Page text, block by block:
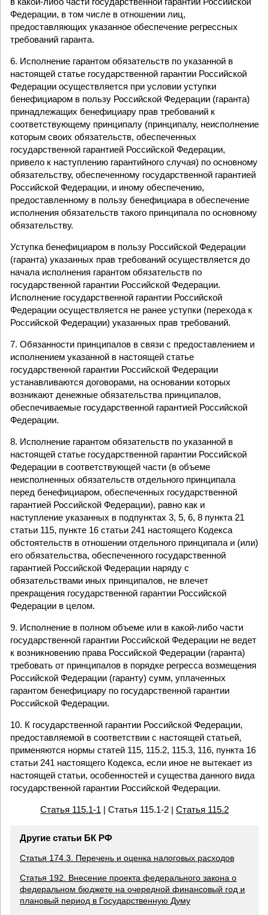
Федерации, в том числе в отношении лиц,
предоставляющих указанное обеспечение регрессных
требований гаранта.
6. Исполнение гарантом обязательств по указанной в
настоящей статье государственной гарантии Российской
Федерации осуществляется при условии уступки
бенефициаром в пользу Российской Федерации (гаранта)
принадлежащих бенефициару прав требований к
соответствующему принципалу (принципалу, неисполнение
которым своих обязательств, обеспеченных
государственной гарантией Российской Федерации,
привело к наступлению гарантийного случая) по основному
обязательству, обеспеченному государственной гарантией
Российской Федерации, и иному обеспечению,
предоставленному в пользу бенефициара в обеспечение
исполнения обязательств такого принципала по основному
обязательству.
Уступка бенефициаром в пользу Российской Федерации
(гаранта) указанных прав требований осуществляется до
начала исполнения гарантом обязательств по
государственной гарантии Российской Федерации.
Исполнение государственной гарантии Российской
Федерации осуществляется не ранее уступки (перехода к
Российской Федерации) указанных прав требований.
7. Обязанности принципалов в связи с предоставлением и
исполнением указанной в настоящей статье
государственной гарантии Российской Федерации
устанавливаются договорами, на основании которых
возникают денежные обязательства принципалов,
обеспечиваемые государственной гарантией Российской
Федерации.
8. Исполнение гарантом обязательств по указанной в
настоящей статье государственной гарантии Российской
Федерации в соответствующей части (в объеме
неисполненных обязательств отдельного принципала
перед бенефициаром, обеспеченных государственной
гарантией Российской Федерации), равно как и
наступление указанных в подпунктах 3, 5, 6, 8 пункта 21
статьи 115, пункте 16 статьи 241 настоящего Кодекса
обстоятельств в отношении отдельного принципала и (или)
его обязательства, обеспеченного государственной
гарантией Российской Федерации наряду с
обязательствами иных принципалов, не влечет
прекращения государственной гарантии Российской
Федерации в целом.
9. Исполнение в полном объеме или в какой-либо части
государственной гарантии Российской Федерации не ведет
к возникновению права Российской Федерации (гаранта)
требовать от принципалов в порядке регресса возмещения
Российской Федерации (гаранту) сумм, уплаченных
гарантом бенефициару по государственной гарантии
Российской Федерации.
10. К государственной гарантии Российской Федерации,
предоставляемой в соответствии с настоящей статьей,
применяются нормы статей 115, 115.2, 115.3, 116, пункта 16
статьи 241 настоящего Кодекса, если иное не вытекает из
настоящей статьи, особенностей и существа данного вида
государственной гарантии Российской Федерации.
Статья 115.1-1 | Статья 115.1-2 | Статья 115.2
Другие статьи БК РФ
Статья 174.3. Перечень и оценка налоговых расходов
Статья 192. Внесение проекта федерального закона о
федеральном бюджете на очередной финансовый год и
плановый период в Государственную Думу